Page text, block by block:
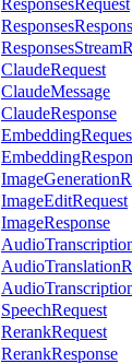
ClaudeRequest
ClaudeMessage
ClaudeResponse
ImageEditRequest
ImageResponse
SpeechRequest
RerankRequest
RerankResponse